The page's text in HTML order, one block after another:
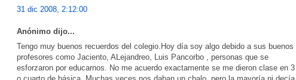
31 dic 2008, 2:12:00
Anónimo dijo...
Tengo muy buenos recuerdos del colegio.Hoy día soy algo debido a sus buenos
profesores como Jaciento, ALejandreo, Luis Pancorbo , personas que se
esforzaron por educarnos. No me acuerdo exactamente se me dieron clase en 3